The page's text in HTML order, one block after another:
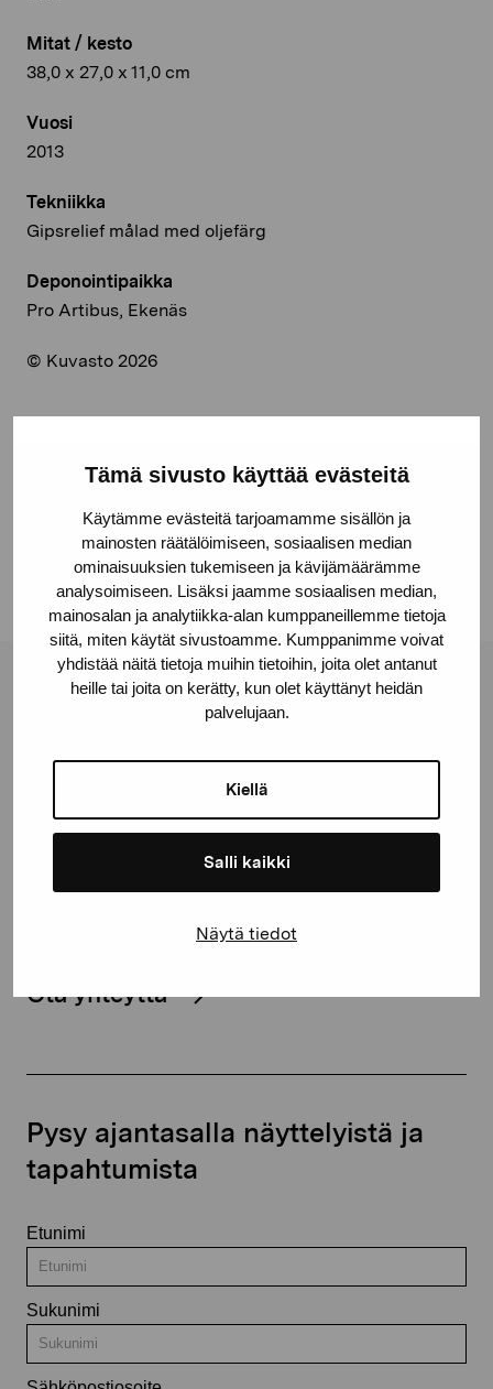
Tämä sivusto käyttää evästeitä
Käytämme evästeitä tarjoamamme sisällön ja
mainosten räätälöimiseen, sosiaalisen median
ominaisuuksien tukemiseen ja kävijämäärämme
analysoimiseen. Lisäksi jaamme sosiaalisen median,
mainosalan ja analytiikka-alan kumppaneillemme tietoja
siitä, miten käytät sivustoamme. Kumppanimme voivat
yhdistää näitä tietoja muihin tietoihin, joita olet antanut
heille tai joita on kerätty, kun olet käyttänyt heidän
palvelujaan.
Kiellä
Salli kaikki
Näytä tiedot
Mitat / kesto
38,0 x 27,0 x 11,0 cm
Vuosi
2013
Tekniikka
Gipsrelief målad med oljefärg
Deponointipaikka
Pro Artibus, Ekenäs
© Kuvasto 2026
Facebook
Linkedin
Pro Artibus -säätiö
Kustaa Vaasan katu 11
Ota yhteyttä
Pysy ajantasalla näyttelyistä ja
tapahtumista
Etunimi
Sukunimi